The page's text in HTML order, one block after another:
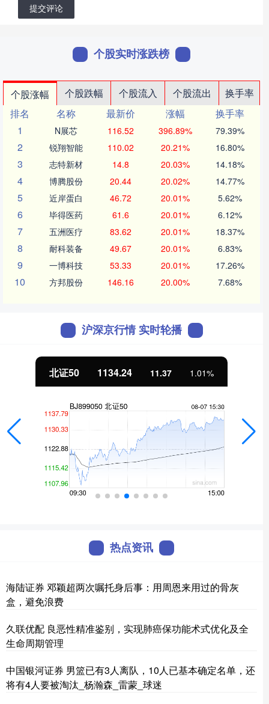
提交评论
个股实时涨跌榜
个股涨幅 个股跌幅 个股流入 个股流出
换手率
排名
名称 最新价 涨幅
换手率
1
N展芯 116.52 396.89% 79.39%
2 锐翔智能 110.02 20.21% 16.80%
3 志特新材 14.8 20.03% 14.18%
4 博腾股份 20.44 20.02% 14.77%
5 近岸蛋白 46.72 20.01% 5.62%
6 毕得医药 61.6 20.01% 6.12%
7 五洲医疗 83.62 20.01% 18.37%
8 耐科装备 49.67 20.01% 6.83%
9 一博科技 53.33 20.01% 17.26%
10 方邦股份 146.16 20.00% 7.68%
沪深京行情 实时轮播
北证50 1134.24 11.37 1.01%
热点资讯
海陆证券 邓颖超两次嘱托身后事：用周恩来用过的骨灰
盒，避免浪费
久联优配 良恶性精准鉴别，实现肺癌保功能术式优化及全
生命周期管理
中国银河证券 男篮已有3人离队，10人已基本确定名单，还
将有4人要被淘汰_杨瀚森_雷蒙_球迷